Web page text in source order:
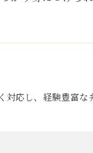
対応し、経験豊富な